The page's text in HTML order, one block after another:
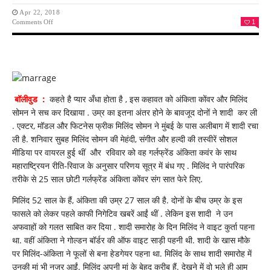
Apr 22, 2018
Comments OffOn
की
,
आगे
क्या
?
1
बॉलीवुड : कहते है प्यार अँधा होता है , इस कहावत को अंकिता कोंवर और मिलिंद
सोमन ने सच कर दिखाया . उम्र का इतना अंतर होने के बावजूद दोनों ने शादी कर ली
. एक्टर, मॉडल और फिटनेस फ्रीक मिलिंद सोमन ने मुंबई के पास अलीबाग में शादी रचा
ली है. शनिवार सुबह मिलिंद सोमन की मेहंदी, संगीत और हल्दी की तस्वीरें सोशल
मीडिया पर वायरल हुई थीं और रविवार को वह गर्लफ्रेंड अंकिता कवंर के साथ
महाराष्ट्रियन रीति-रिवाज के अनुसार परिणय सूत्र में बंध गए . मिल‍िंद ने पारंपर‍िक
तरीके से 25 साल छोटी गर्लफ्रेंड अंकिता कोंवर संग सात फेरे लिए.
मिल‍िंद 52 साल के हैं, अंकिता की उम्र 27 साल की है. दोनों के बीच उम्र के इस
फासले को लेकर पहले काफी निगेटिव खबरें आईं थीं . लेकिन इस शादी ने उन
अफवाहों को गलत साबित कर दिया . शादी समारोह के दिन मिलिंद ने वाइट कुर्ता पहना
था. वहीं अंकिता ने गोल्डन बॉर्डर की ऑफ वाइट साड़ी पहनी थी. शादी के खास मौके
पर मिलिंद-अंकिता ने फूलों से बना हेडगेयर पहना था. मि‍ल‍िंद के साथ शादी समारोह में
उनकी मां भी नजर आईं. मिल‍िंद अपनी मां के बेहद करीब हैं. देखने में वो भले ही आम